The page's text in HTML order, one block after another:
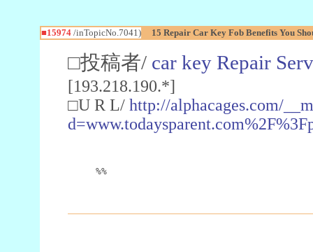
■15974/inTopicNo.7041) 15 Repair Car Key Fob Benefits You
□投稿者/ car key Repair
[193.218.190.*]
□U R L/ http://alphacages.com/
%%